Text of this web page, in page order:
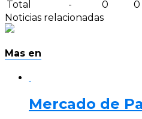
Total
- 0
0
Noticias relacionadas
Mas en
Mercado de